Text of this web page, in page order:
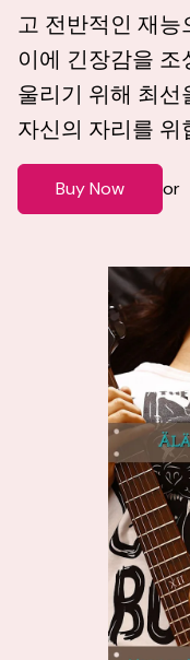
고 전반적인 재
이에 긴장감을 조
울리기 위해 최선
자신의 자리를 위
Buy Now or